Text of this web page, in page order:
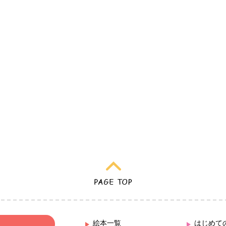
絵本一覧 はじめて